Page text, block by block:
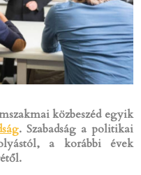
közbeszéd egyik
. Szabadság a politikai
a korábbi évek